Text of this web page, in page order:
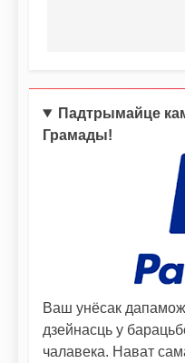
Падтрымайце
Грамады!
Ваш унёсак
дзейнасць у
чалавека. Нават